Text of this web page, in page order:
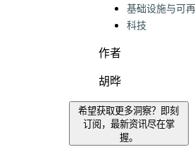
基础设施与可
科技
作者
胡晔
希望获取更多洞察？即刻
订阅，最新资讯尽在掌
握。